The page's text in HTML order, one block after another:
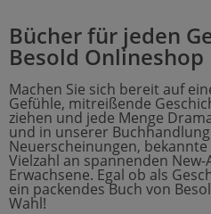
Bücher für jeden
Besold Onlineshop
Machen Sie sich bereit auf
Gefühle, mitreißende
ziehen und jede Menge
und in unserer
Neuerscheinungen,
Vielzahl an spannenden
Erwachsene. Egal ob als
ein packendes Buch von
Wahl!